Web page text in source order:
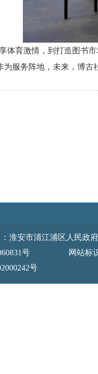
体育激情，到打造图书
为服务阵地，未来，博
淮安市清江浦区人民
号
网站标识码
号